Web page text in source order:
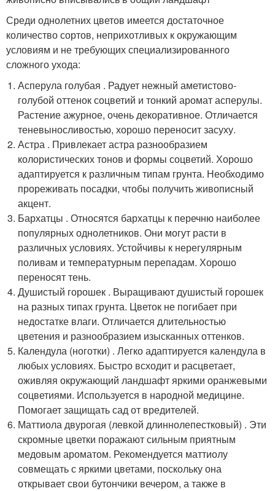
Среди однолетних цветов имеется достаточное
количество сортов, неприхотливых к окружающим
условиям и не требующих специализированного
сложного ухода:
Асперула голубая . Радует нежный аметистово-
голубой оттенок соцветий и тонкий аромат асперулы.
Растение ажурное, очень декоративное. Отличается
теневыносливостью, хорошо переносит засуху.
Астра . Привлекает астра разнообразием
колористических тонов и формы соцветий. Хорошо
адаптируется к различным типам грунта. Необходимо
прореживать посадки, чтобы получить живописный
акцент.
Бархатцы . Относятся бархатцы к перечню наиболее
популярных однолетников. Они могут расти в
различных условиях. Устойчивы к нерегулярным
поливам и температурным перепадам. Хорошо
переносят тень.
Душистый горошек . Выращивают душистый горошек
на разных типах грунта. Цветок не погибает при
недостатке влаги. Отличается длительностью
цветения и разнообразием изысканных оттенков.
Календула (ноготки) . Легко адаптируется календула в
любых условиях. Быстро всходит и расцветает,
оживляя окружающий ландшафт яркими оранжевыми
соцветиями. Используется в народной медицине.
Помогает защищать сад от вредителей.
Маттиола двурогая (левкой длиннолепестковый) . Эти
скромные цветки поражают сильным приятным
медовым ароматом. Рекомендуется маттиолу
совмещать с яркими цветами, поскольку она
открывает свои бутончики вечером, а также в